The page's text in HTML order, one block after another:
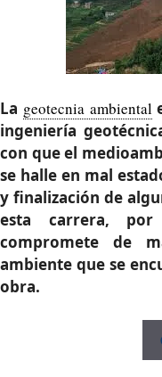
La geotecnia ambiental
ingeniería
con que el
se halle en mal
y finalización de
esta carrera,
compromete de
ambiente que se
obra.